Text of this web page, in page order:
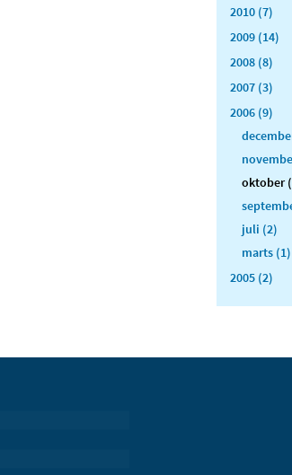
2010 (7)
2009 (14)
2008 (8)
2007 (3)
2006 (9)
oktober
juli (2)
marts (1)
2005 (2)